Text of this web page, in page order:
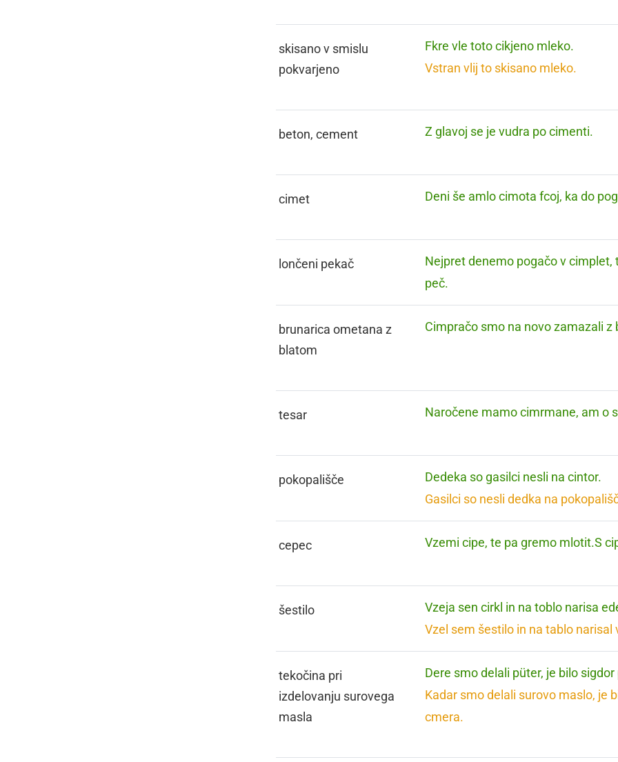
skisano v smislu
pokvarjeno
Fkre vle toto cikjeno mleko.
Vstran vlij to skisano mleko.
beton, cement Z glavoj se je vudra po cimenti.
cimet Deni še amlo cimota fcoj, ka do
lončeni pekač
Nejpret denemo pogačo v cimplet,
peč.
brunarica ometana z
blatom
Cimpračo smo na novo zamazali z
tesar Naročene mamo cimrmane, am o
pokopališče
Dedeka so gasilci nesli na cintor.
Gasilci so nesli dedka na
cepec Vzemi cipe, te pa gremo mlotit.S
šestilo
Vzeja sen cirkl in na toblo narisa
Vzel sem šestilo in na tablo narisal
tekočina pri
izdelovanju surovega
masla
Dere smo delali püter, je bilo
Kadar smo delali surovo maslo, je
cmera.